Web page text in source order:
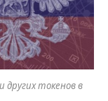
других токенов в